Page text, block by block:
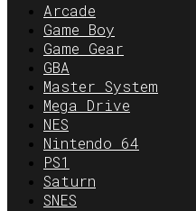
Arcade
Game Boy
Game Gear
GBA
Master System
Mega Drive
NES
Nintendo 64
PS1
Saturn
SNES